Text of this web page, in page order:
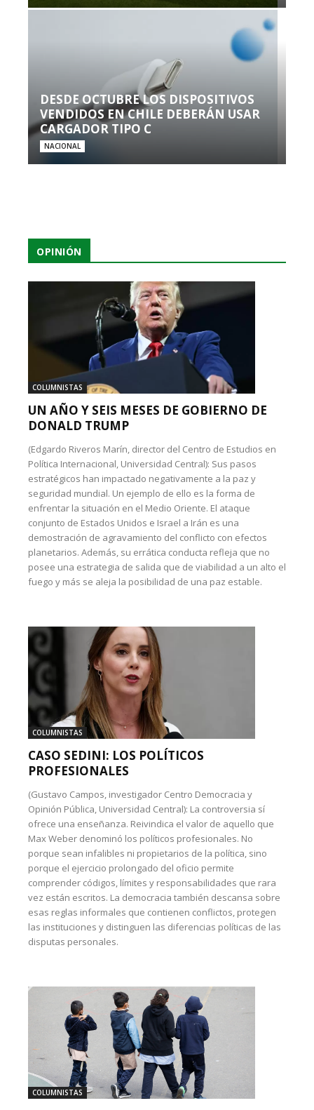
DESDE OCTUBRE LOS DISPOSITIVOS
VENDIDOS EN CHILE DEBERÁN USAR
CARGADOR TIPO C
NACIONAL
OPINIÓN
COLUMNISTAS
UN AÑO Y SEIS MESES DE GOBIERNO DE
DONALD TRUMP
(Edgardo Riveros Marín, director del Centro de Estudios en
Política Internacional, Universidad Central): Sus pasos
estratégicos han impactado negativamente a la paz y
seguridad mundial. Un ejemplo de ello es la forma de
enfrentar la situación en el Medio Oriente. El ataque
conjunto de Estados Unidos e Israel a Irán es una
demostración de agravamiento del conflicto con efectos
planetarios. Además, su errática conducta refleja que no
posee una estrategia de salida que de viabilidad a un alto el
fuego y más se aleja la posibilidad de una paz estable.
COLUMNISTAS
CASO SEDINI: LOS POLÍTICOS
PROFESIONALES
(Gustavo Campos, investigador Centro Democracia y
Opinión Pública, Universidad Central): La controversia sí
ofrece una enseñanza. Reivindica el valor de aquello que
Max Weber denominó los políticos profesionales. No
porque sean infalibles ni propietarios de la política, sino
porque el ejercicio prolongado del oficio permite
comprender códigos, límites y responsabilidades que rara
vez están escritos. La democracia también descansa sobre
esas reglas informales que contienen conflictos, protegen
las instituciones y distinguen las diferencias políticas de las
disputas personales.
COLUMNISTAS